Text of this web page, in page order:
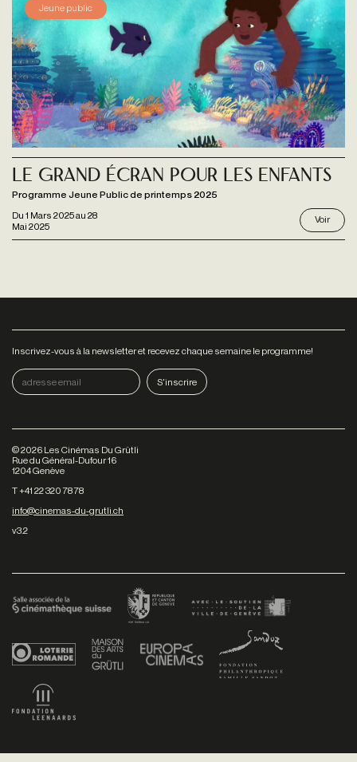
Jeune public
Du 1 Mars 2025au 28
Mai 2025
Le Grand Écran pour les enfants
Programme Jeune Public de printemps 2025
Voir
Inscrivez-vous à la newsletter et recevez chaque semaine le programme!
©2026 Les Cinémas Du Grütli
Rue du Général-Dufour 16
1204 Genève
T +41 22 320 78 78
info@cinemas-du-grutli.ch
v3.2